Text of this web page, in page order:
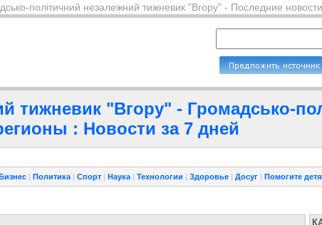
політичний незалежний тижневик "Вгору" - Последние
тижневик "Вгору" - Громадсько-
: Новости за 7 дней
| Политика | Спорт | Наука | Технологии | Здоровье | Досуг | Помогите